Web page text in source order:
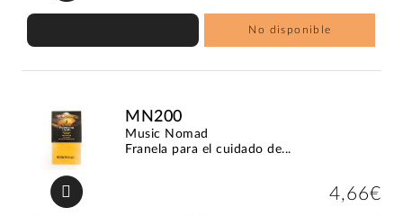
No disponible
MN200
Music Nomad
Franela para el cuidado de...
4,66€